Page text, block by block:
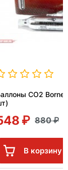
СО2
880
В корзину